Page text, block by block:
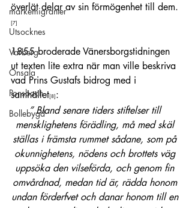
markemigranter
Utsocknes
Varberg
Onsala
Ponsbach
Bollebygd
överlät delar av sin förmögenhet till dem.
[7]
1855 broderade Vänersborgstidningen
ut texten lite extra när man ville beskriva
vad Prins Gustafs bidrog med i
samhället[8] :
” Bland senare tiders stiftelser till
mensklighetens förädling, må med skäl
ställas i främsta rummet sådane, som på
okunnighetens, nödens och brottets väg
uppsöka den vilseförda, och genom fin
omvårdnad, medan tid är, rädda honom
undan förderfvet och danar honom till en